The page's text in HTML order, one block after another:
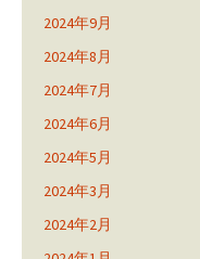
2024年9月
2024年8月
2024年7月
2024年6月
2024年5月
2024年3月
2024年2月